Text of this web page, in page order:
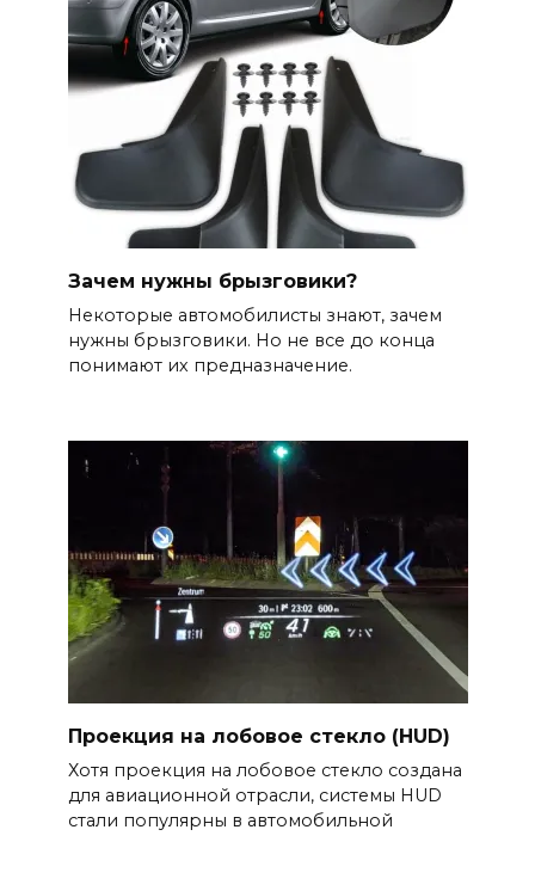
Зачем нужны брызговики?
Некоторые автомобилисты знают, зачем
нужны брызговики. Но не все до конца
понимают их предназначение.
Проекция на лобовое стекло (HUD)
Хотя проекция на лобовое стекло создана
для авиационной отрасли, системы HUD
стали популярны в автомобильной